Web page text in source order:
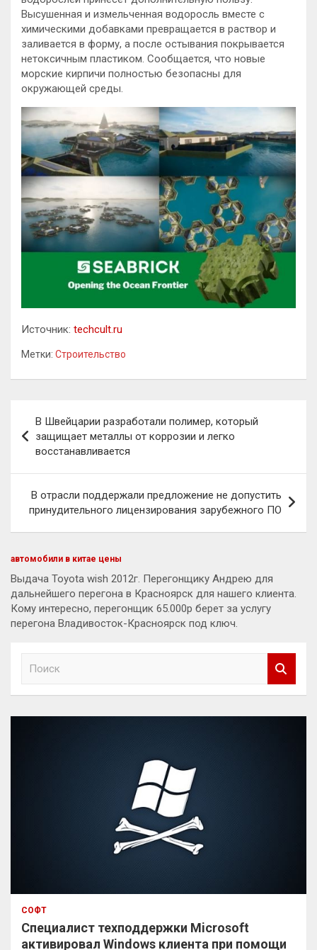
Высушенная и измельченная водоросль вместе с
химическими добавками превращается в раствор и
заливается в форму, а после остывания покрывается
нетоксичным пластиком. Сообщается, что новые
морские кирпичи полностью безопасны для
окружающей среды.
Источник: techcult.ru
Метки: Строительство
по
записям
В Швейцарии разработали полимер, который
защищает металлы от коррозии и легко
восстанавливается
В отрасли поддержали предложение не допустить
принудительного лицензирования зарубежного ПО
автомобили в китае цены
Выдача Toyota wish 2012г. Перегонщику Андрею для
дальнейшего перегона в Красноярск для нашего клиента.
Кому интересно, перегонщик 65.000р берет за услугу
перегона Владивосток-Красноярск под ключ.
к
СОФТ
Специалист техподдержки Microsoft
активировал Windows клиента при помощи